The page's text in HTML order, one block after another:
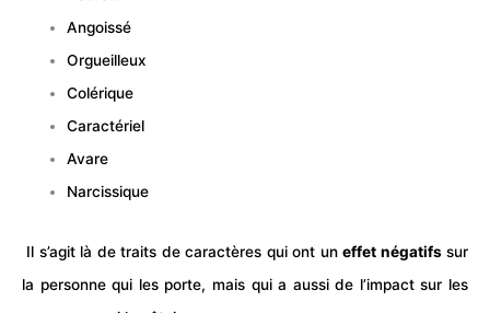
Angoissé
Orgueilleux
Colérique
Caractériel
Avare
Narcissique
Il s’agit là de traits de caractères qui ont uneffet négatifssur
la personne qui les porte, mais qui a aussi de l’impact sur les